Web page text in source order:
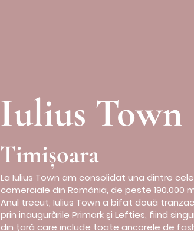
Iulius Town
Timișoara
La Iulius Town am consolidat una dintre
comerciale din România, de peste 190.000
Anul trecut, Iulius Town a bifat două
prin inaugurările Primark şi Lefties, fiind
din ţară care include toate ancorele de